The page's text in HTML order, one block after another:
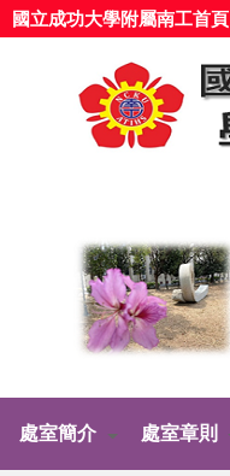
國立成功大學附屬南工首頁
處室簡介 處室章則